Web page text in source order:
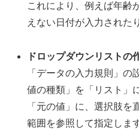
これにより、例えば年齢
えない日付が入力された
ドロップダウンリストの
「データの入力規則」の
値の種類」を「リスト」
「元の値」に、選択肢
範囲を参照して指定しま